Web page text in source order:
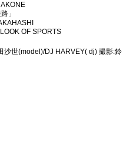
」
LOOK OF SPORTS
沙世(model)/DJ HARVEY( dj) 撮影:鈴